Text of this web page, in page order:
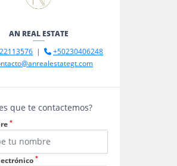
AN REAL ESTATE
|
+50230406248
que te contactemos?
*
*